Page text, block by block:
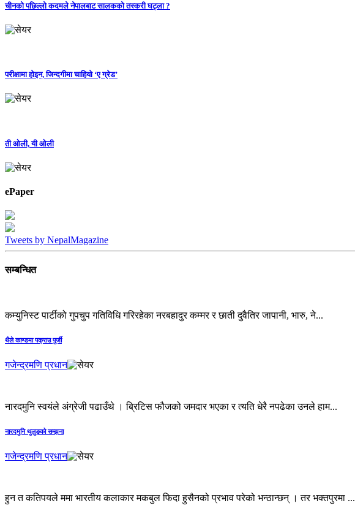
चीनको पछिल्लो कदमले नेपालबाट सालकको तस्करी घट्ला ?
परीक्षामा होइन, जिन्दगीमा चाहियो ‘ए ग्रेड’
ती ओली, यी ओली
ePaper
Tweets by NepalMagazine
सम्बन्धित
कम्युनिस्ट पार्टीको गुपचुप गतिविधि गरिरहेका नरबहादुर कम्मर र छाती दुवैतिर जापानी, भारु, ने...
थैले काण्डमा पक्राउ पुर्जी
गजेन्द्रमणि प्रधान
नारदमुनि स्वयंले अंग्रेजी पढाउँथे । ब्रिटिस फौजको जमदार भएका र त्यति धेरै नपढेका उनले हाम...
नारदमुनि थुलुङको सम्झना
गजेन्द्रमणि प्रधान
हुन त कतिपयले ममा भारतीय कलाकार मकबुल फिदा हुसैनको प्रभाव परेको भन्ठान्छन् । तर भक्तपुरमा ...